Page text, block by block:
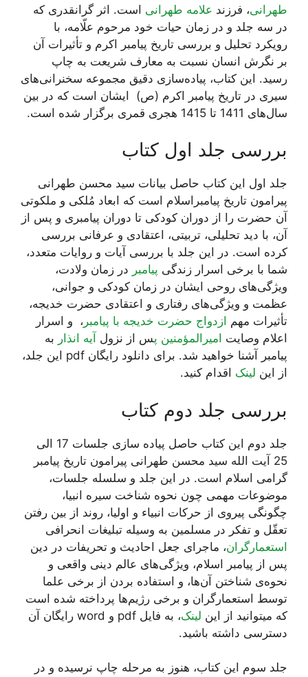
طهرانی، فرزند علامه طهرانی است. اثر گرانقدری که
در سه جلد و در زمان حیات خود مرحوم علّامه، با
رویکرد تحلیل و بررسی تاریخ پیامبر اکرم و تأثیرات آن
بر نگرش انسان نسبت به معارف شریعت به چاپ
رسید. این کتاب، پیاده‌سازی دقیق مجموعه سخنرانی‌های
سیری در تاریخ پیامبر اکرم (ص) ایشان است که در بین
سال‌‌های 1411 تا 1415 هجری قمری برگزار شده است.
بررسی جلد اول کتاب
جلد اول این کتاب حاصل بیانات سید محسن طهرانی
پیرامون تاریخ پیامبراسلام است که ابعاد مُلکی و ملکوتی
آن حضرت را از دوران کودکی تا دوران پیامبری و پس از
آن، با دید تحلیلی، تربیتی، اعتقادی و عرفانی بررسی
کرده است. در این جلد با بررسی آیات و روایات متعدد،
شما با برخی اسرار زندگی پیامبر در زمان ولادت،
ویژگی‌های روحی ایشان در زمان کودکی و جوانی،
عظمت و ویژگی‌های رفتاری و اعتقادی حضرت خدیجه،
تأثیرات مهم ازدواج حضرت خدیجه با پیامبر ، و اسرار
اعلام وصایت امیرالمؤمنین پس از نزول آیه انذار به
پیامبر آشنا خواهید شد. برای دانلود رایگان pdf این جلد،
از این لینک اقدام کنید.
بررسی جلد دوم کتاب
جلد دوم این کتاب حاصل پیاده سازی جلسات 17 الی
25 آیت الله سید محسن طهرانی پیرامون تاریخ پیامبر
گرامی اسلام است. در این جلد و سلسله جلسات،
موضوعات مهمی چون نحوه شناخت سیره انبیا،
چگونگی پیروی از حرکات انبیاء و اولیا، روند از بین رفتن
تعقّل و تفکر در مسلمین به وسیله تبلیغات انحرافی
استعمارگران، ماجرای جعل احادیث و تحریفات در دین
پس از پیامبر اسلام، ویژگی‌های عالم دینی واقعی و
نحوه‌ی شناختن آن‌ها، و استفاده بردن از برخی علما
توسط استعمارگران و برخی رژیم‌ها پرداخته شده است
که میتوانید از این لینک
، به فایل pdf و word رایگان آن
دسترسی داشته باشید.
جلد سوم این کتاب، هنوز به مرحله چاپ نرسیده و در